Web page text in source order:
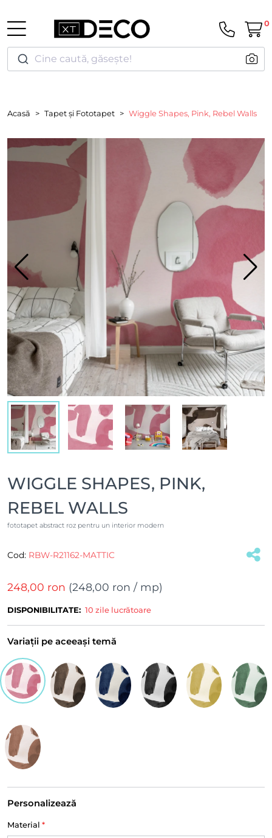
Cine caută, găsește!
0
Acasă Tapet și Fototapet Wiggle Shapes, Pink, Rebel Walls
WIGGLE SHAPES, PINK,
REBEL WALLS
fototapet abstract roz pentru un interior modern
Cod: RBW-R21162-MATTIC
248,00 ron (248,00 ron / mp)
DISPONIBILITATE: 10 zile lucrătoare
Variații pe aceeași temă
Personalizează
Material *